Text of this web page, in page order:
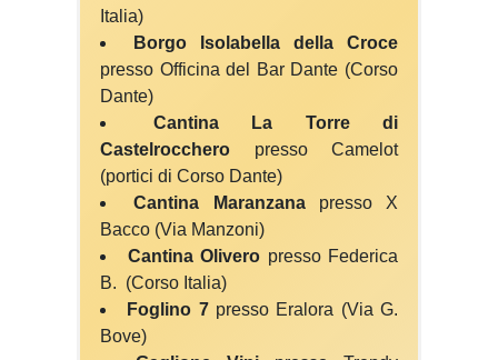
Italia)
Borgo Isolabella della Croce
presso Officina del Bar Dante (Corso
Dante)
Cantina La Torre di
Castelrocchero presso Camelot
(portici di Corso Dante)
Cantina Maranzanapresso X
Bacco (Via Manzoni)
Cantina Olivero presso Federica
B. (Corso Italia)
Foglino 7presso Eralora (Via G.
Bove)